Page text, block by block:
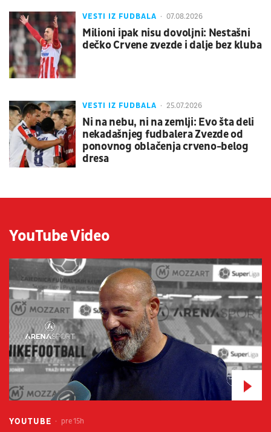
VESTI IZ FUDBALA 07.08.2026
Milioni ipak nisu dovoljni: Nestašni
dečko Crvene zvezde i dalje bez kluba
VESTI IZ FUDBALA 25.07.2026
Ni na nebu, ni na zemlji: Evo šta deli
nekadašnjeg fudbalera Zvezde od
ponovnog oblačenja crveno-belog
dresa
YouTube Video
YOUTUBE pre 15h